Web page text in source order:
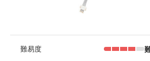
難易度